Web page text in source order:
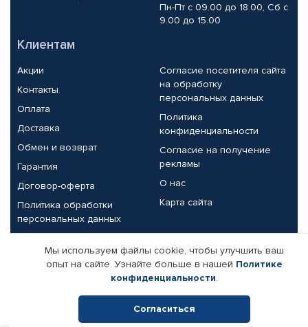
Пн-Пт с 09.00 до 18.00, Сб с
9.00 до 15.00
Клиентам
Акции
Контакты
Оплата
Доставка
Обмен и возврат
Гарантия
Договор-оферта
Политика обработки
персональных данных
Согласие посетителя сайта
на обработку
персональных данных
Политика
конфиденциальности
Согласие на получение
рекламы
О нас
Карта сайта
Партнерам
Корпоративным клиентам
Поставщикам
Реквизиты компании
Мы используем файлы cookie, чтобы улучшить ваш
опыт на сайте. Узнайте больше в нашей Политике
конфиденциальности.
Согласиться